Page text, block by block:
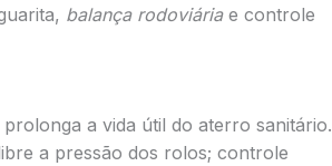
balança rodoviáriae controle
a vida útil do aterro sanitário.
a pressão dos rolos; controle